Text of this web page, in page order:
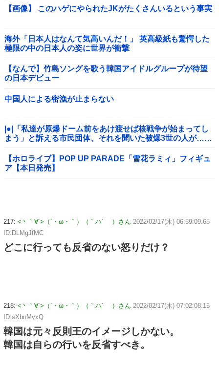
【画像】 このハゲにやられたJKがたくさんいるという事実
海外「日本人はなんて気高いんだ！」 英高級紙も驚愕した
極限の中の日本人の姿に世界が衝撃
【なんで】竹島ソングを歌う韓国アイドルグループが待望
の日本デビュー
中国人による密漁が止まらない
|●|「私達が原爆ドーム前をあけ渡せば核戦争が始まってし
まう」と訴える市民団体、それを聞いた被爆3世の人が……
【ホロライブ】POP UP PARADE「雪花ラミィ」フィギュ
ア【本日発売】
217: <丶｀∀´>（´・ω・｀）（｀ハ´ ）さん 2022/02/17(木) 06:59:09.65
ID:DLMgJfMC
どこに行っても反省のない怒りだけ？
218: <丶｀∀´>（´・ω・｀）（｀ハ´ ）さん 2022/02/17(木) 07:02:08.15
ID:sXbnMvxQ
韓国は元々反則王のイメージしかない。
韓国は自らの行いを反省すべき。